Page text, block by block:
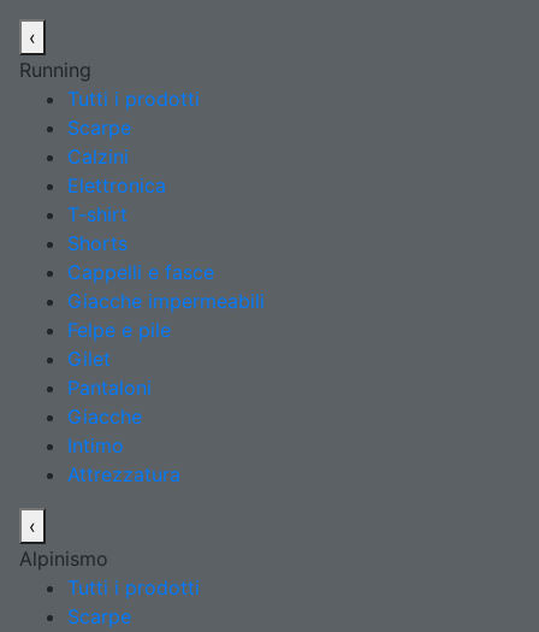
‹
Running
Tutti i prodotti
Scarpe
Calzini
Elettronica
T-shirt
Shorts
Cappelli e fasce
Giacche impermeabili
Felpe e pile
Gilet
Pantaloni
Giacche
Intimo
Attrezzatura
‹
Alpinismo
Tutti i prodotti
Scarpe